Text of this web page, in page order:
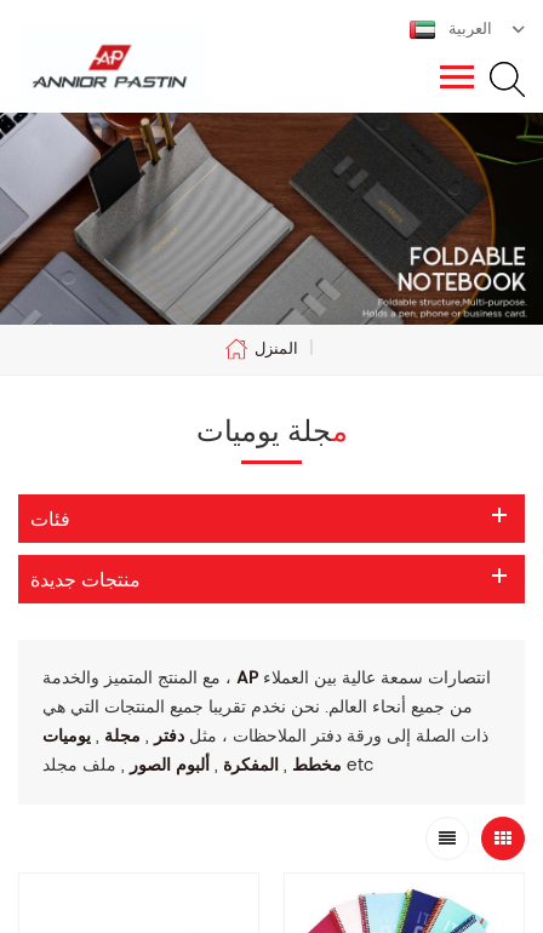
العربية
المنزل |
مجلة يوميات
فئات
منتجات جديدة
مع المنتج المتميز والخدمة ، AP
من جميع أنحاء العالم. نحن نخدم تقريبا جميع المنتجات التي هي
ذات الصلة إلى ورقة دفتر الملاحظات ، مثل دفتر, مجلة ,يوميات
مخطط ,المفكرة ,ألبوم الصور , ملف مجلد etc